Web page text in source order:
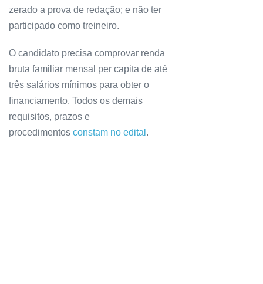
zerado a prova de redação; e não ter
participado como treineiro.
O candidato precisa comprovar renda
bruta familiar mensal per capita de até
três salários mínimos para obter o
financiamento. Todos os demais
requisitos, prazos e
procedimentos constam no edital .